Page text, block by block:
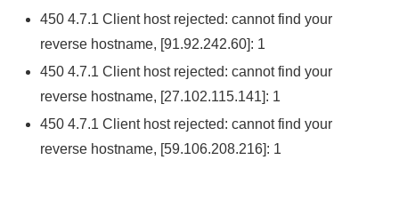
450 4.7.1 Client host rejected: cannot find your
reverse hostname, [91.92.242.60]: 1
450 4.7.1 Client host rejected: cannot find your
reverse hostname, [27.102.115.141]: 1
450 4.7.1 Client host rejected: cannot find your
reverse hostname, [59.106.208.216]: 1